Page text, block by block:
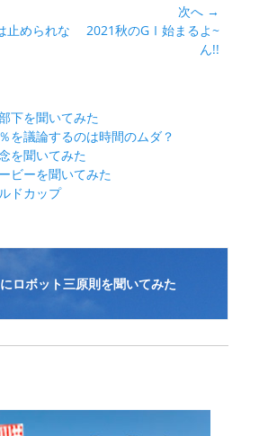
止められな
次へ →
2021秋のGⅠ始まるよ~
ん!!
下を聞いてみた
を議論するのは時間のムダ？
を聞いてみた
ビーを聞いてみた
ドカップ
ロボット三原則を聞いてみた